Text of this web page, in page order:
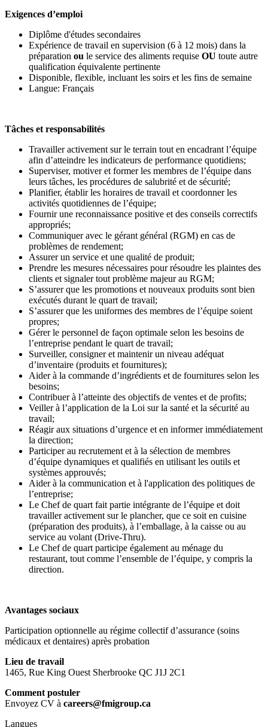
Exigences d’emploi
Diplôme d'études secondaires
Expérience de travail en supervision (6 à 12 mois) dans la
préparation ou le service des aliments requise OU toute autre
qualification équivalente pertinente
Disponible, flexible, incluant les soirs et les fins de semaine
Langue: Français
Tâches et responsabilités
Travailler activement sur le terrain tout en encadrant l’équipe
afin d’atteindre les indicateurs de performance quotidiens;
Superviser, motiver et former les membres de l’équipe dans
leurs tâches, les procédures de salubrité et de sécurité;
Planifier, établir les horaires de travail et coordonner les
activités quotidiennes de l’équipe;
Fournir une reconnaissance positive et des conseils correctifs
appropriés;
Communiquer avec le gérant général (RGM) en cas de
problèmes de rendement;
Assurer un service et une qualité de produit;
Prendre les mesures nécessaires pour résoudre les plaintes des
clients et signaler tout problème majeur au RGM;
S’assurer que les promotions et nouveaux produits sont bien
exécutés durant le quart de travail;
S’assurer que les uniformes des membres de l’équipe soient
propres;
Gérer le personnel de façon optimale selon les besoins de
l’entreprise pendant le quart de travail;
Surveiller, consigner et maintenir un niveau adéquat
d’inventaire (produits et fournitures);
Aider à la commande d’ingrédients et de fournitures selon les
besoins;
Contribuer à l’atteinte des objectifs de ventes et de profits;
Veiller à l’application de la Loi sur la santé et la sécurité au
travail;
Réagir aux situations d’urgence et en informer immédiatement
la direction;
Participer au recrutement et à la sélection de membres
d’équipe dynamiques et qualifiés en utilisant les outils et
systèmes approuvés;
Aider à la communication et à l'application des politiques de
l’entreprise;
Le Chef de quart fait partie intégrante de l’équipe et doit
travailler activement sur le plancher, que ce soit en cuisine
(préparation des produits), à l’emballage, à la caisse ou au
service au volant (Drive-Thru).
Le Chef de quart participe également au ménage du
restaurant, tout comme l’ensemble de l’équipe, y compris la
direction.
Avantages sociaux
Participation optionnelle au régime collectif d’assurance (soins
médicaux et dentaires) après probation
Lieu de travail
1465, Rue King Ouest Sherbrooke QC J1J 2C1
Comment postuler
Envoyez CV à careers@fmigroup.ca
Langues